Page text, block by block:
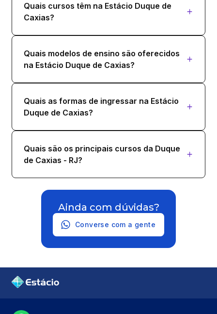
Quais cursos têm na Estácio Duque de
Caxias?
Quais modelos de ensino são oferecidos
na Estácio Duque de Caxias?
Quais as formas de ingressar na Estácio
Duque de Caxias?
Quais são os principais cursos da Duque
de Caxias - RJ?
Ainda com dúvidas?
Converse com a gente